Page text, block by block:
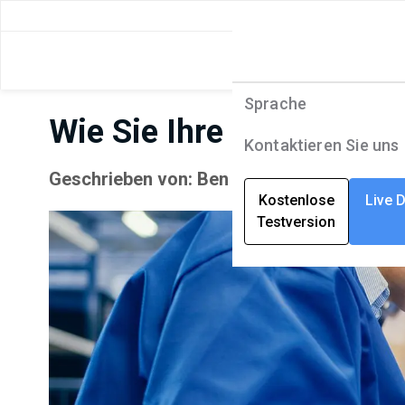
Produkte
Lösungen
Unternehmen
Ressourcen
Sprache
English
Deutsch
Français
Sprache
Kontaktieren Sie uns
Kostenlose
Testversion
Live
Wie Sie Ihre
Geschrieben von: Ben Baldwin | März 30,